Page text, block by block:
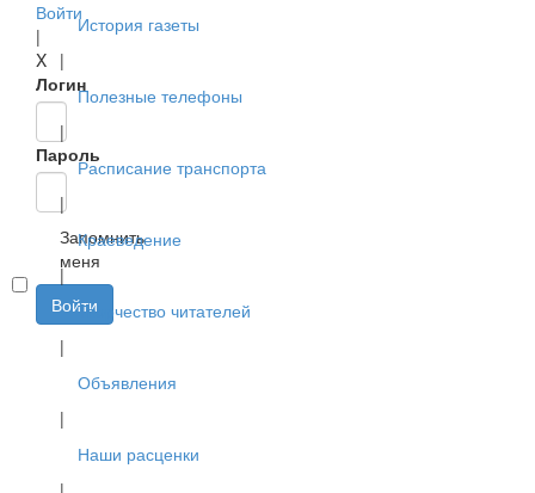
Войти
|
X
Логин
Пароль
Запомнить
меня
Войти
История газеты
|
Полезные телефоны
|
Расписание транспорта
|
Краеведение
|
Творчество читателей
|
Объявления
|
Наши расценки